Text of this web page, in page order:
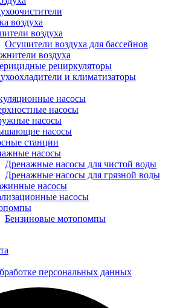
воздуха
воздуха
Осушители воздуха для бассейнов
воздуха
рециркуляторы
и климатизаторы
насосы
насосы
насосы
насосы
станции
насосы
Дренажные насосы для чистой воды
Дренажные насосы для грязной воды
насосы
насосы
Бензиновые мотопомпы
персональных данных